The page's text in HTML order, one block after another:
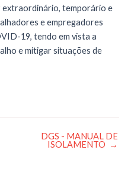
extraordinário, temporário e
e empregadores
19, tendo em vista a
e mitigar situações de
DGS - MANUAL DE
ISOLAMENTO →